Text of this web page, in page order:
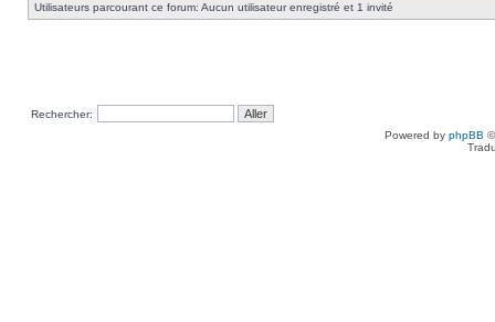
Utilisateurs parcourant ce forum: Aucun utilisateur enregistré et 1 invité
Rechercher:
Powered by phpBB